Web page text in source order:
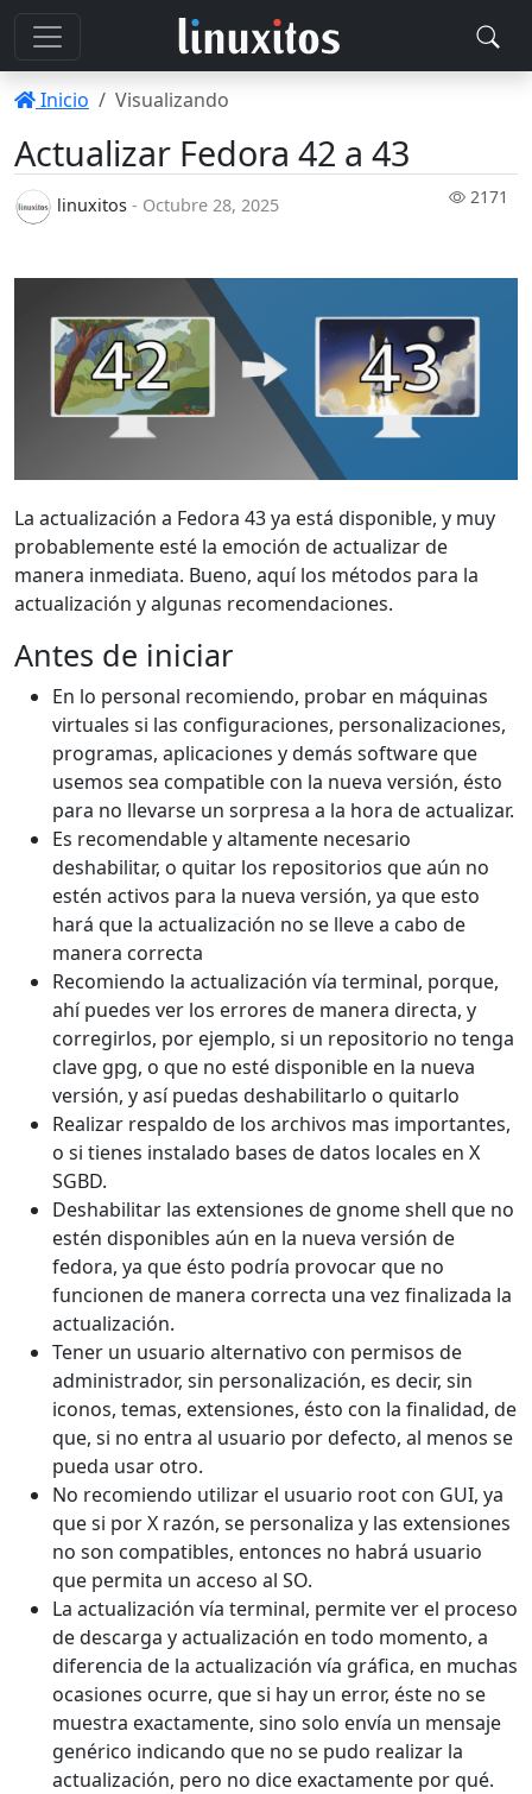
Inicio Visualizando
Actualizar Fedora 42 a 43
linuxitos - Octubre 28, 2025 2171
La actualización a Fedora 43 ya está disponible, y muy
probablemente esté la emoción de actualizar de
manera inmediata. Bueno, aquí los métodos para la
actualización y algunas recomendaciones.
Antes de iniciar
En lo personal recomiendo, probar en máquinas
virtuales si las configuraciones, personalizaciones,
programas, aplicaciones y demás software que
usemos sea compatible con la nueva versión, ésto
para no llevarse un sorpresa a la hora de actualizar.
Es recomendable y altamente necesario
deshabilitar, o quitar los repositorios que aún no
estén activos para la nueva versión, ya que esto
hará que la actualización no se lleve a cabo de
manera correcta
Recomiendo la actualización vía terminal, porque,
ahí puedes ver los errores de manera directa, y
corregirlos, por ejemplo, si un repositorio no tenga
clave gpg, o que no esté disponible en la nueva
versión, y así puedas deshabilitarlo o quitarlo
Realizar respaldo de los archivos mas importantes,
o si tienes instalado bases de datos locales en X
SGBD.
Deshabilitar las extensiones de gnome shell que no
estén disponibles aún en la nueva versión de
fedora, ya que ésto podría provocar que no
funcionen de manera correcta una vez finalizada la
actualización.
Tener un usuario alternativo con permisos de
administrador, sin personalización, es decir, sin
iconos, temas, extensiones, ésto con la finalidad, de
que, si no entra al usuario por defecto, al menos se
pueda usar otro.
No recomiendo utilizar el usuario root con GUI, ya
que si por X razón, se personaliza y las extensiones
no son compatibles, entonces no habrá usuario
que permita un acceso al SO.
La actualización vía terminal, permite ver el proceso
de descarga y actualización en todo momento, a
diferencia de la actualización vía gráfica, en muchas
ocasiones ocurre, que si hay un error, éste no se
muestra exactamente, sino solo envía un mensaje
genérico indicando que no se pudo realizar la
actualización, pero no dice exactamente por qué.